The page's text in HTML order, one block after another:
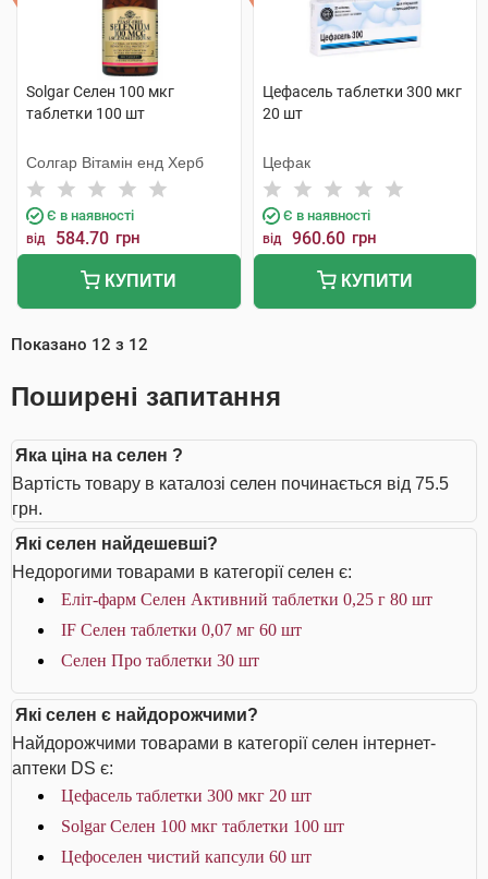
Solgar Селен 100 мкг
таблетки 100 шт
Солгар Вітамін енд Херб
Є в наявності
від 584.70 грн
КУПИТИ
Цефасель таблетки 300 мкг
20 шт
Цефак
Є в наявності
від 960.60 грн
КУПИТИ
Показано 12 з 12
Поширені запитання
Яка ціна на селен ?
Вартість товару в каталозі селен починається від 75.5
грн.
Які селен найдешевші?
Недорогими товарами в категорії селен є:
Еліт-фарм Селен Активний таблетки 0,25 г 80 шт
IF Селен таблетки 0,07 мг 60 шт
Селен Про таблетки 30 шт
Які селен є найдорожчими?
Найдорожчими товарами в категорії селен інтернет-
аптеки DS є:
Цефасель таблетки 300 мкг 20 шт
Solgar Селен 100 мкг таблетки 100 шт
Цефоселен чистий капсули 60 шт